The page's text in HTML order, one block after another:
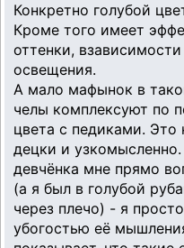
Конкретно голубой
Кроме того имеет
оттенки,
освещения.
А мало мафынок в
челы комплексуют по
цвета с педиками.
децки и
девчёнка мне прямо
(а я был в голубой
через плечо) - я
убогостью её